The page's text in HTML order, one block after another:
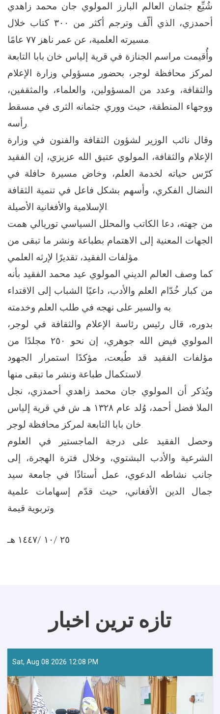
شُيِّع جثمان العالم البارز المولوي جان محمد زاهدي
أحمدزي، الذي ألّف وترجم أكثر من ٣٠٠ كتاب خلال
مسيرته العلمية، عن عمر ناهز ٧٧ عامًا.
وأُقيمت مراسم الجنازة في قرية إلياس خان بابا التابعة
لمركز محافظة لوجر، بحضور مسؤولي وزارة الإعلام
والثقافة، وعدد من المسؤولين، والعلماء، والمثقفين،
ووجهاء المنطقة، حيث ووري جثمانه الثرى في مسقط
رأسه.
وقال نائب الوزير لشؤون الثقافة والفنون في وزارة
الإعلام والثقافة، المولوي عتيق الله عزيزي، إن الفقيد
كرّس حياته لخدمة العلم، وخاض مسيرة حافلة في
النضال الفكري، وأسهم بشكل فاعل في تنمية الثقافة
الإسلامية والأفغانية الأصيلة.
من جهته، دعا الكاتب والمحلل السياسي توريالي همت
الجهات المعنية إلى الاهتمام بطباعة ونشر ما تبقى من
مؤلفات الفقيد، تقديرًا لإرثه العلمي.
كما وصف العالم الديني المولوي عيد محمد الفقيد بأنه
من كبار خُدّام العلم والأدب، داعيًا الشباب إلى الاقتداء
به والسير على نهجه في طلب العلم وخدمته.
بدوره، قال رئيس رئاسة الإعلام والثقافة في لوجر،
المولوي فيض الله جوهري، إن نحو ٢٥٠ مجلدًا من
مؤلفات الفقيد قد طُبعت، مؤكدًا استمرار الجهود
لاستكمال طباعة ونشر ما تبقى منها.
ويُذكر أن المولوي جان محمد زاهدي أحمدزي، نجل
الملا فضل أحمد، وُلد عام ١٣٢٨ هـ ش في قرية إلياس
خان بابا التابعة لمركز محافظة لوجر.
وحصل الفقيد على درجة الماجستير في العلوم
الشرعية والأدب البشتوي، وخلال فترة الهجرة، إلى
جانب نشاطه الدعوي، عمل أستاذًا في جامعة سيد
جمال الدين الأفغاني، حيث قدّم إسهامات علمية
وتربوية قيمة.
٢٥ /١٠ /١٤٤٧ هـ
تازه ترین اخبار
Sat, Aug 08 2026 12:08 PM